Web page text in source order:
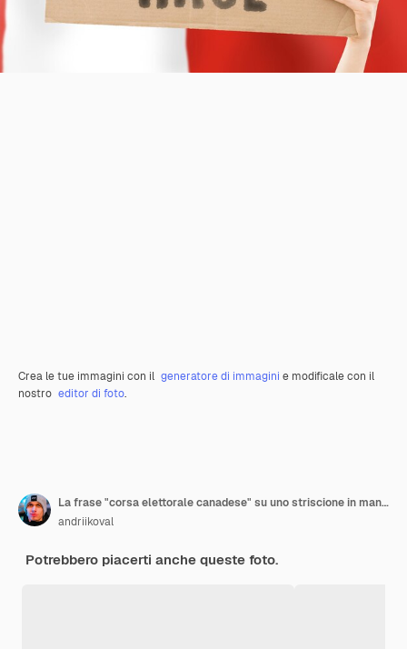
Crea le tue immagini con il generatore di immagini e modificale con il
nostro editor di foto.
La frase "corsa elettorale canadese" su uno striscione in mano maschile con bandiera canadese sfocata sullo sfondo. Urna elettorale. Politica. Conflitto. Politico. Primario. Selezione. Scegliere. Ottawa
andriikoval
Potrebbero piacerti anche queste foto.